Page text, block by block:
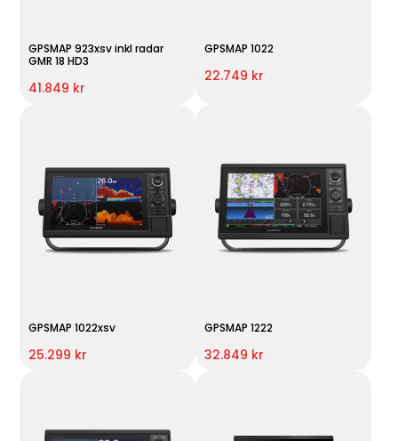
GPSMAP 923xsv inkl radar
GMR 18 HD3
41.849 kr
GPSMAP 1022
22.749 kr
GPSMAP 1022xsv
25.299 kr
GPSMAP 1222
32.849 kr